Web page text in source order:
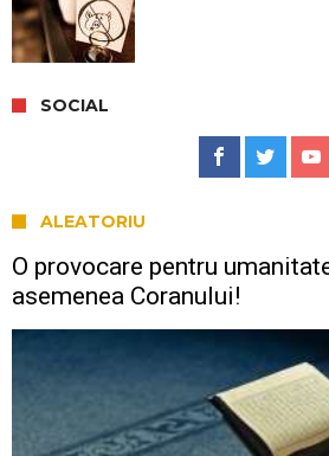
SOCIAL
ALEATORIU
O provocare pentru
asemenea Coranului!